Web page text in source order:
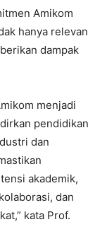
Amikom
hanya relevan
dampak
menjadi
pendidikan
dan
akademik,
dan
kata Prof.